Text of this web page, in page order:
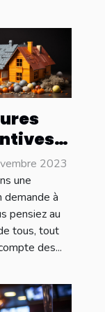
de
2023
une
demande à
pensiez au
tous, tout
des...